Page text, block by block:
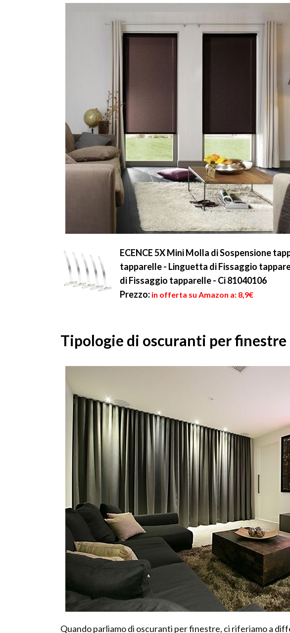
ECENCE 5X Mini Molla di Sospensione
tapparelle - Linguetta di Fissaggio
di Fissaggio tapparelle - Ci 81040106
Prezzo: in offerta su Amazon a: 8,9€
Tipologie di oscuranti per finestre
Quando parliamo di oscuranti per finestre, ci riferiamo a